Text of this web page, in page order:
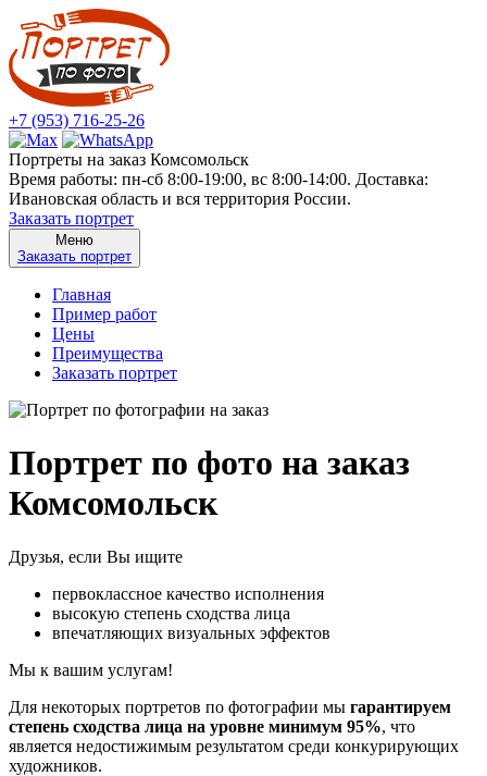
+7 (953) 716-25-26
Портреты на заказ Комсомольск
Время работы: пн-сб 8:00-19:00, вс 8:00-14:00. Доставка:
Ивановская область и вся территория России.
Заказать портрет
Меню
Заказать портрет
Главная
Пример работ
Цены
Преимущества
Заказать портрет
Портрет по фото на заказ
Комсомольск
Друзья, если Вы ищите
первоклассное качество исполнения
высокую степень сходства лица
впечатляющих визуальных эффектов
Мы к вашим услугам!
Для некоторых портретов по фотографии мы гарантируем
степень сходства лица на уровне минимум 95%, что
является недостижимым результатом среди конкурирующих
художников.